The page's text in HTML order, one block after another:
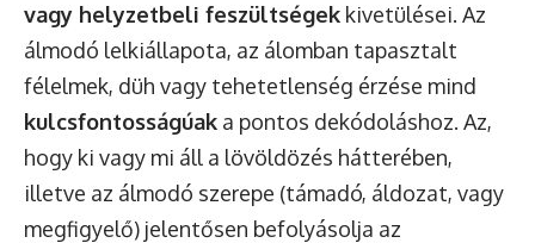
vagy helyzetbeli feszültségek kivetülései. Az
álmodó lelkiállapota, az álomban tapasztalt
félelmek, düh vagy tehetetlenség érzése mind
kulcsfontosságúak a pontos dekódoláshoz. Az,
hogy ki vagy mi áll a lövöldözés hátterében,
illetve az álmodó szerepe (támadó, áldozat, vagy
megfigyelő) jelentősen befolyásolja az